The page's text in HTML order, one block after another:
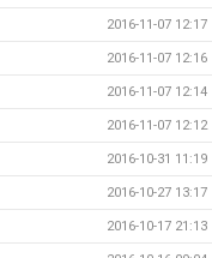
2016-11-07 12:17
2016-11-07 12:16
2016-11-07 12:14
2016-11-07 12:12
2016-10-31 11:19
2016-10-27 13:17
2016-10-17 21:13